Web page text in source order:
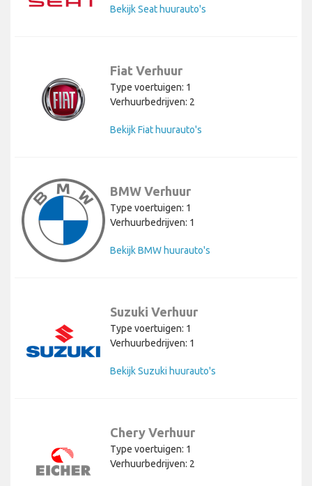
Bekijk Seat huurauto's
Fiat Verhuur
Type voertuigen: 1
Verhuurbedrijven: 2
Bekijk Fiat huurauto's
BMW Verhuur
Type voertuigen: 1
Verhuurbedrijven: 1
Bekijk BMW huurauto's
Suzuki Verhuur
Type voertuigen: 1
Verhuurbedrijven: 1
Bekijk Suzuki huurauto's
Chery Verhuur
Type voertuigen: 1
Verhuurbedrijven: 2